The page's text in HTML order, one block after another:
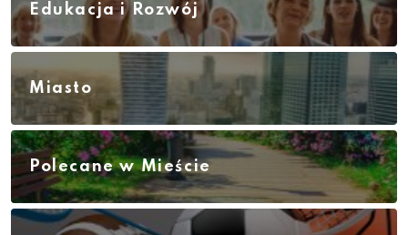
Edukacja i Rozwój
Miasto
Polecane w Mieście